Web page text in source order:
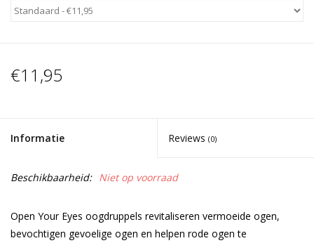
€11,95
Informatie Reviews (0)
Beschikbaarheid: Niet op voorraad
Open Your Eyes oogdruppels revitaliseren vermoeide ogen,
bevochtigen gevoelige ogen en helpen rode ogen te